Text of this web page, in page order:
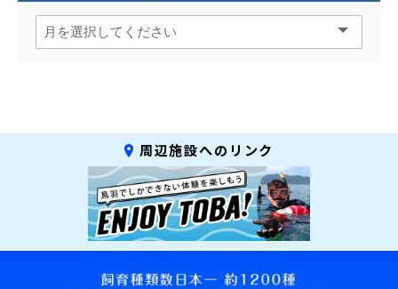
周辺施設へのリンク